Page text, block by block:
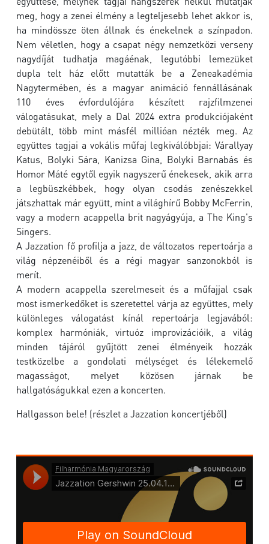
meg, hogy a zenei élmény a legteljesebb lehet akkor is,
ha mindössze öten állnak és énekelnek a színpadon.
Nem véletlen, hogy a csapat négy nemzetközi verseny
nagydíját tudhatja magáénak, legutóbbi lemezüket
dupla telt ház előtt mutatták be a Zeneakadémia
Nagytermében, és a magyar animáció fennállásának
110 éves évfordulójára készített rajzfilmzenei
válogatásukat, mely a Dal 2024 extra produkciójaként
debütált, több mint másfél millióan nézték meg. Az
együttes tagjai a vokális műfaj legkiválóbbjai: Várallyay
Katus, Bolyki Sára, Kanizsa Gina, Bolyki Barnabás és
Homor Máté egytől egyik nagyszerű énekesek, akik arra
a legbüszkébbek, hogy olyan csodás zenészekkel
játszhattak már együtt, mint a világhírű Bobby McFerrin,
vagy a modern acappella brit nagyágyúja, a The King's
Singers.
A Jazzation fő profilja a jazz, de változatos repertoárja a
világ népzenéiből és a régi magyar sanzonokból is
merít.
A modern acappella szerelmeseit és a műfajjal csak
most ismerkedőket is szeretettel várja az együttes, mely
különleges válogatást kínál repertoárja legjavából:
komplex harmóniák, virtuóz improvizációik, a világ
minden tájáról gyűjtött zenei élményeik hozzák
testközelbe a gondolati mélységet és lélekemelő
magasságot, melyet közösen járnak be
hallgatóságukkal ezen a koncerten.
Hallgasson bele! (részlet a Jazzation koncertjéből)